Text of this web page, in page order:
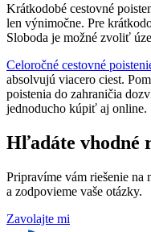
Krátkodobé cestovné
len výnimočne. Pre
Sloboda je možné zvoliť
Celoročné cestovné
absolvujú viacero ciest.
poistenia do zahraničia
jednoducho kúpiť aj online.
Hľadáte vhodné
Pripravíme vám riešenie na
a zodpovieme vaše otázky.
Zavolajte mi